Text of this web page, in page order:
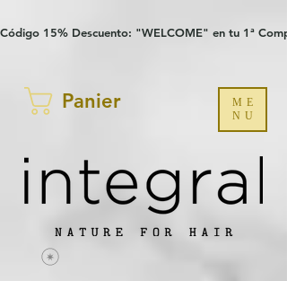
Código 15% Descuento: "WELCOME" en tu 1ª
Panier
ME
NU